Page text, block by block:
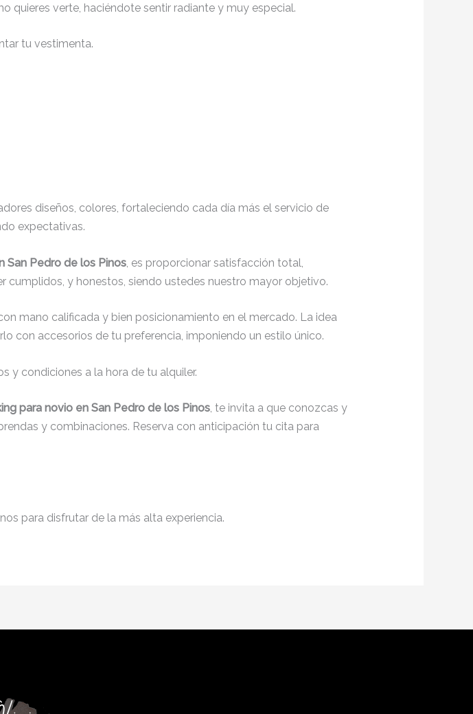
quieres verte, haciéndote sentir radiante y muy especial.
tu vestimenta.
diseños, colores, fortaleciendo cada día más el servicio de
expectativas.
San Pedro de los Pinos, es proporcionar satisfacción total,
y honestos, siendo ustedes nuestro mayor objetivo.
mano calificada y bien posicionamiento en el mercado. La idea
con accesorios de tu preferencia, imponiendo un estilo único.
y condiciones a la hora de tu alquiler.
para novio en San Pedro de los Pinos, te invita a que conozcas y
y combinaciones. Reserva con anticipación tu cita para
para disfrutar de la más alta experiencia.